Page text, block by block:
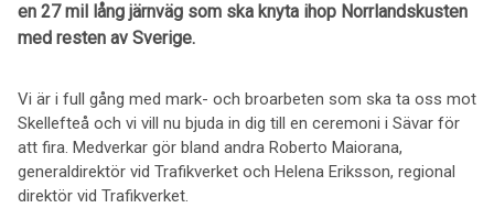
en 27 mil lång järnväg som ska knyta ihop Norrlandskusten
med resten av Sverige.
Vi är i full gång med mark- och broarbeten som ska ta oss mot
Skellefteå och vi vill nu bjuda in dig till en ceremoni i Sävar för
att fira. Medverkar gör bland andra Roberto Maiorana,
generaldirektör vid Trafikverket och Helena Eriksson, regional
direktör vid Trafikverket.